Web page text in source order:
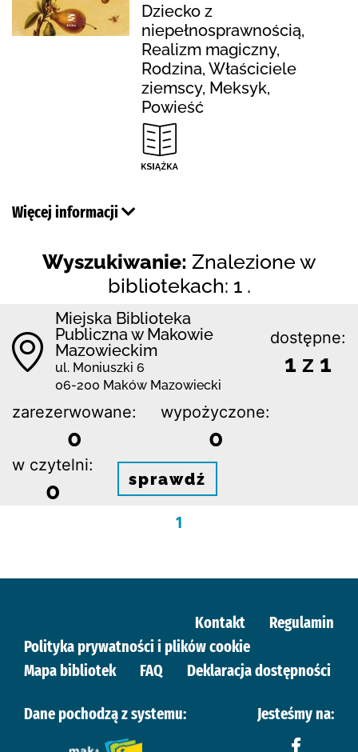
Dziecko z
niepełnosprawnością,
Realizm magiczny,
Rodzina, Właściciele
ziemscy, Meksyk,
Powieść
Więcej informacji
Wyszukiwanie: Znalezione w
bibliotekach: 1 .
Miejska Biblioteka
Publiczna w Makowie
Mazowieckim
ul. Moniuszki 6
06-200 Maków Mazowiecki
dostępne:
1 z 1
zarezerwowane:
0
wypożyczone:
0
w czytelni:
0 sprawdź
1
Kontakt
Regulamin
Polityka prywatności i plików cookie
Mapa bibliotek
FAQ Deklaracja dostępności
Dane pochodzą z systemu: Jesteśmy na: